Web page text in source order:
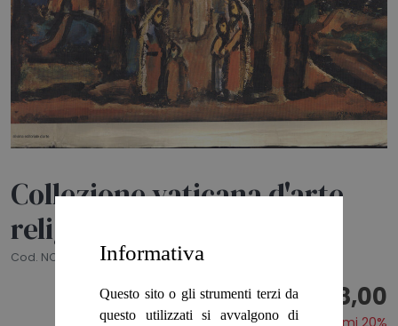
CHI SIAMO
OUTLET
NEWSLETTER
Collezione vaticana d'arte
religiosa moderna
Cod. NCE0331
€ 8,00
Informativa
Questo sito o gli strumenti terzi da
questo utilizzati si avvalgono di